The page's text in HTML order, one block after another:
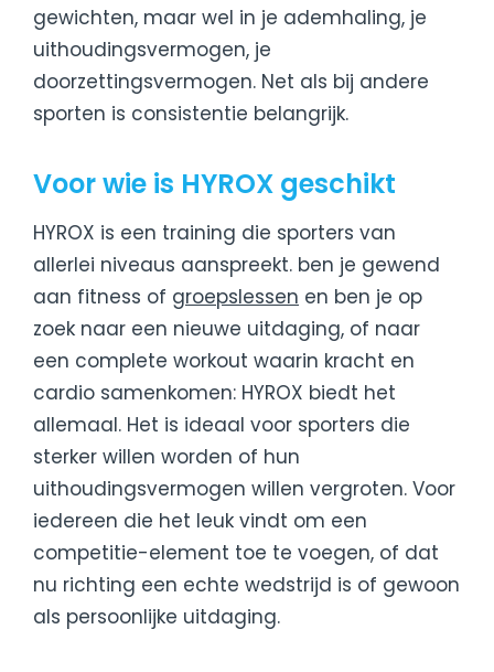
gewichten, maar wel in je ademhaling, je
uithoudingsvermogen, je
doorzettingsvermogen. Net als bij andere
sporten is consistentie belangrijk.
Voor wie is HYROX geschikt
HYROX is een training die sporters van
allerlei niveaus aanspreekt. ben je gewend
aan fitness of groepslessen en ben je op
zoek naar een nieuwe uitdaging, of naar
een complete workout waarin kracht en
cardio samenkomen: HYROX biedt het
allemaal. Het is ideaal voor sporters die
sterker willen worden of hun
uithoudingsvermogen willen vergroten. Voor
iedereen die het leuk vindt om een
competitie-element toe te voegen, of dat
nu richting een echte wedstrijd is of gewoon
als persoonlijke uitdaging.